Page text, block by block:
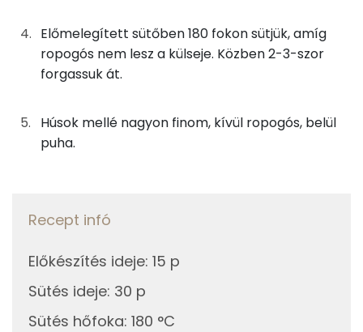
0grozmaring
0 kcal
28g napraforgó olaj 250 kcal
Összesen 443 kcal
Kálcium
TOP vitaminok
E vitamin:
Niacin - B3 vitamin:
B6 vitamin:
Előmelegített sütőben 180 fokon sütjük, amíg
ropogós nem lesz a külseje. Közben 2-3-szor
forgassuk át.
Húsok mellé nagyon finom, kívül ropogós, belül
puha.
Recept infó
Előkészítés ideje: 15 p
Sütés ideje: 30 p
Sütés hőfoka: 180 °C